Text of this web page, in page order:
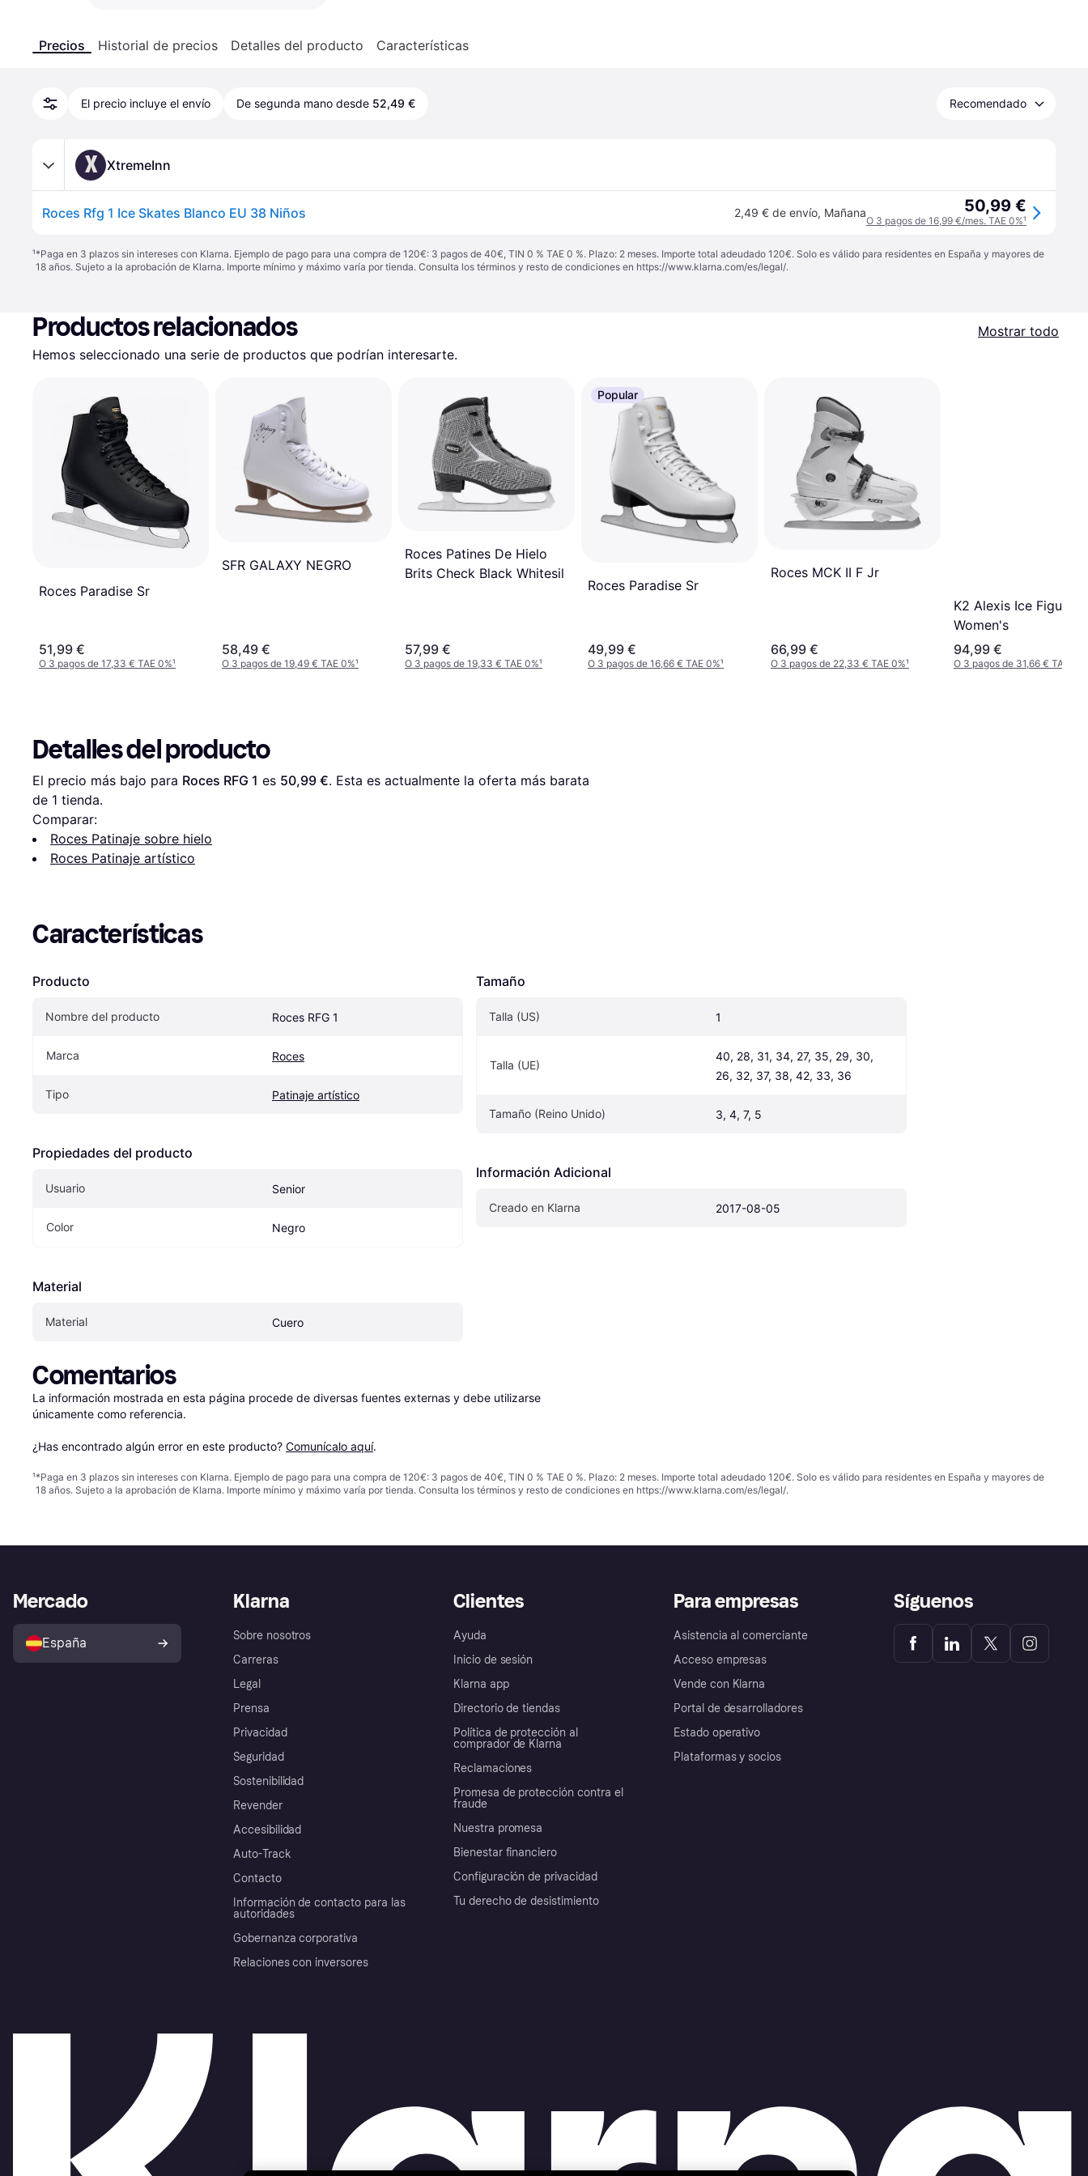
Precios Historial de precios Detalles del producto Características
El precio incluye el envío De segunda mano desde 52,49 € Recomendado
X XtremeInn
Roces Rfg 1 Ice Skates Blanco EU 38 Niños 2,49 € de envío, Mañana 50,99 €
O 3 pagos de 16,99 €/mes. TAE 0%¹
¹*Paga en 3 plazos sin intereses con Klarna. Ejemplo de pago para una compra de 120€: 3 pagos de 40€, TIN 0 % TAE 0 %. Plazo: 2 meses. Importe total adeudado 120€. Solo es válido para residentes en España y mayores de
18 años. Sujeto a la aprobación de Klarna. Importe mínimo y máximo varía por tienda. Consulta los términos y resto de condiciones en https://www.klarna.com/es/legal/.
Productos relacionados
Mostrar todo
Hemos seleccionado una serie de productos que podrían interesarte.
Roces Paradise Sr
51,99 €
O 3 pagos de 17,33 € TAE 0%¹
SFR GALAXY NEGRO
58,49 €
O 3 pagos de 19,49 € TAE 0%¹
Roces Patines De Hielo
Brits Check Black Whitesil
57,99 €
O 3 pagos de 19,33 € TAE 0%¹
Popular
Roces Paradise Sr
49,99 €
O 3 pagos de 16,66 € TAE 0%¹
Roces MCK II F Jr
66,99 €
O 3 pagos de 22,33 € TAE 0%¹
K2 Alexis Ice Figure
Women's
94,99 €
O 3 pagos de 31,66 € TAE 0%
Detalles del producto
El precio más bajo para Roces RFG 1 es 50,99 €. Esta es actualmente la oferta más barata
de 1 tienda.
Comparar:
Roces Patinaje sobre hielo
Roces Patinaje artístico
Características
Producto
Nombre del producto Roces RFG 1
Marca Roces
Tipo Patinaje artístico
Propiedades del producto
Usuario Senior
Color Negro
Material
Material Cuero
Tamaño
Talla (US) 1
Talla (UE)
40, 28, 31, 34, 27, 35, 29, 30,
26, 32, 37, 38, 42, 33, 36
Tamaño (Reino Unido) 3, 4, 7, 5
Información Adicional
Creado en Klarna 2017-08-05
Comentarios
La información mostrada en esta página procede de diversas fuentes externas y debe utilizarse
únicamente como referencia.
¿Has encontrado algún error en este producto? Comunícalo aquí.
¹*Paga en 3 plazos sin intereses con Klarna. Ejemplo de pago para una compra de 120€: 3 pagos de 40€, TIN 0 % TAE 0 %. Plazo: 2 meses. Importe total adeudado 120€. Solo es válido para residentes en España y mayores de
18 años. Sujeto a la aprobación de Klarna. Importe mínimo y máximo varía por tienda. Consulta los términos y resto de condiciones en https://www.klarna.com/es/legal/.
Klarna
Sobre nosotros
Carreras
Legal
Prensa
Privacidad
Seguridad
Sostenibilidad
Revender
Accesibilidad
Auto-Track
Contacto
Información de contacto para las
autoridades
Gobernanza corporativa
Relaciones con inversores
Clientes
Ayuda
Inicio de sesión
Klarna app
Directorio de tiendas
Política de protección al
comprador de Klarna
Reclamaciones
Promesa de protección contra el
fraude
Nuestra promesa
Bienestar financiero
Configuración de privacidad
Tu derecho de desistimiento
Para empresas
Asistencia al comerciante
Acceso empresas
Vende con Klarna
Portal de desarrolladores
Estado operativo
Plataformas y socios
Mercado
España
Síguenos